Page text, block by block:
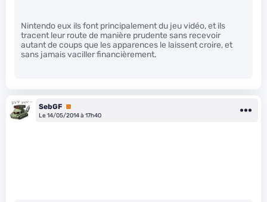
Nintendo eux ils font principalement du jeu vidéo, et ils
tracent leur route de manière prudente sans recevoir
autant de coups que les apparences le laissent croire, et
sans jamais vaciller financièrement.
SebGF Premium
Le 14/05/2014 à 17h40